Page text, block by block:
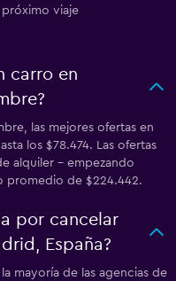
viaje
carro en
las mejores ofertas en
los $78.474. Las ofertas
alquiler - empezando
promedio de $224.442.
por cancelar
España?
mayoría de las agencias de